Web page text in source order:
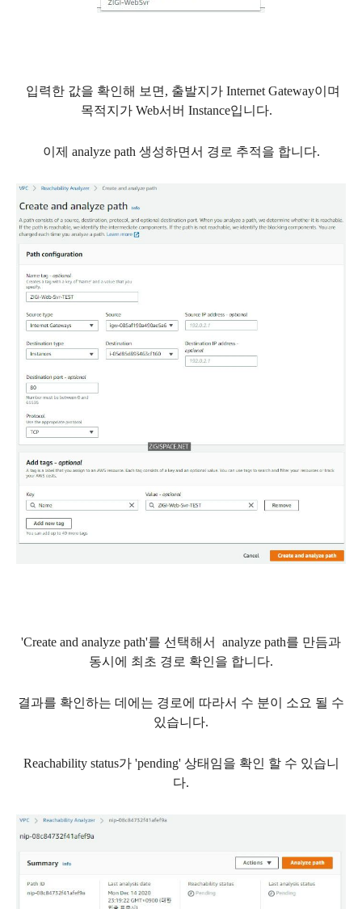
입력한 값을 확인해 보면, 출발지가 Internet Gateway이며
목적지가 Web서버 Instance입니다.
이제 analyze path 생성하면서 경로 추적을 합니다.
'Create and analyze path'를 선택해서
analyze path를 만듬과
동시에 최초 경로 확인을 합니다.
결과를 확인하는 데에는 경로에 따라서 수 분이 소요 될 수
있습니다.
Reachability status가 'pending' 상태임을 확인 할 수 있습니
다.